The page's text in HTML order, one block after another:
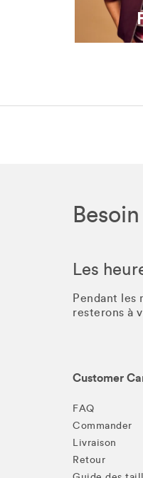
Les
Pendant les
resterons à
Customer
FAQ
Commander
Livraison
Retour